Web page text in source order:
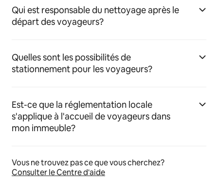
Qui est responsable du nettoyage après le
départ des voyageurs?
Quelles sont les possibilités de
stationnement pour les voyageurs?
Est-ce que la réglementation locale
s'applique à l'accueil de voyageurs dans
mon immeuble?
Vous ne trouvez pas ce que vous cherchez?
Consulter le Centre d'aide